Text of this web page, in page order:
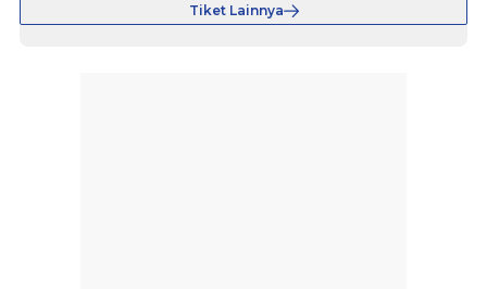
Tiket Lainnya